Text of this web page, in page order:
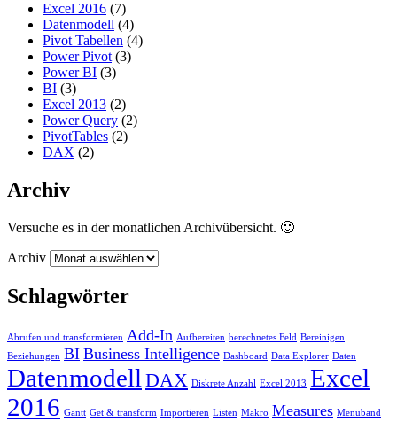
Excel 2016 (7)
Datenmodell (4)
Pivot Tabellen (4)
Power Pivot (3)
Power BI (3)
BI (3)
Excel 2013 (2)
Power Query (2)
PivotTables (2)
DAX (2)
Archiv
Versuche es in der monatlichen Archivübersicht. 🙂
Archiv
Schlagwörter
Abrufen und transformieren Add-In Aufbereiten berechnetes Feld Bereinigen
Beziehungen BI Business Intelligence Dashboard Data Explorer Daten
Datenmodell DAX Diskrete Anzahl Excel 2013 Excel
2016 Gantt Get & transform Importieren Listen Makro Measures Menüband